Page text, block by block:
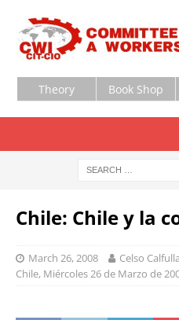
Theory Book Shop
Chile: Chile y la
March 26, 2008
Celso
Chile, Miércoles 26 de Marzo de